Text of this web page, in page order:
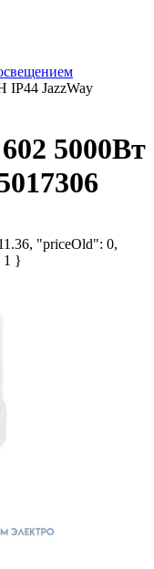
IP44 JazzWay
5000Вт
"priceOld": 0,
1 }